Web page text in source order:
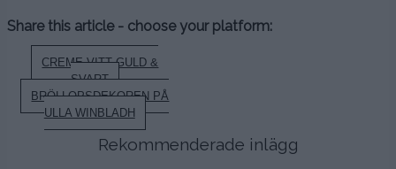
Share this article - choose your platform:
Inläggsnavigering
CREME VITT GULD &
SVART
BRÖLLOPSDEKOREN PÅ
ULLA WINBLADH
Rekommenderade inlägg